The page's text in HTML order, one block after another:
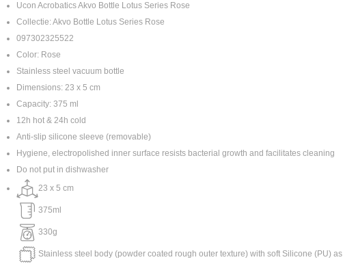
Ucon Acrobatics Akvo Bottle Lotus Series Rose
Collectie: Akvo Bottle Lotus Series Rose
097302325522
Color: Rose
Stainless steel vacuum bottle
Dimensions: 23 x 5 cm
Capacity: 375 ml
12h hot & 24h cold
Anti-slip silicone sleeve (removable)
Hygiene, electropolished inner surface resists bacterial growth and facilitates cleaning
Do not put in dishwasher
23 x 5 cm
375ml
330g
Stainless steel body (powder coated rough outer texture) with soft Silicone (PU) as